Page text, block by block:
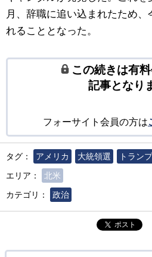
月、辞職に追い込まれたため
れることとなった。
この続きは有
記事となり
フォーサイト会員の方は
タグ： アメリカ 大統領選
トランプ
エリア：
北米
カテゴリ：
政治
ポスト